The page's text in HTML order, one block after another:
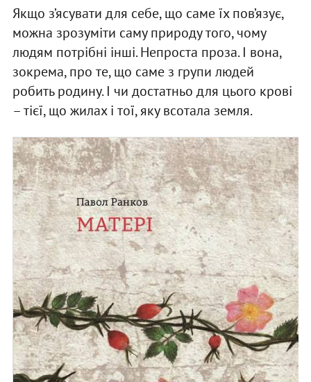
Якщо з’ясувати для себе, що саме їх пов’язує,
можна зрозуміти саму природу того, чому
людям потрібні інші. Непроста проза. І вона,
зокрема, про те, що саме з групи людей
робить родину. І чи достатньо для цього крові
– тієї, що жилах і тої, яку всотала земля.